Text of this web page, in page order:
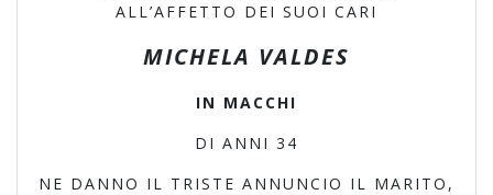
ALL’AFFETTO DEI SUOI CARI
MICHELA VALDES
IN MACCHI
DI ANNI 34
NE DANNO IL TRISTE ANNUNCIO IL MARITO,